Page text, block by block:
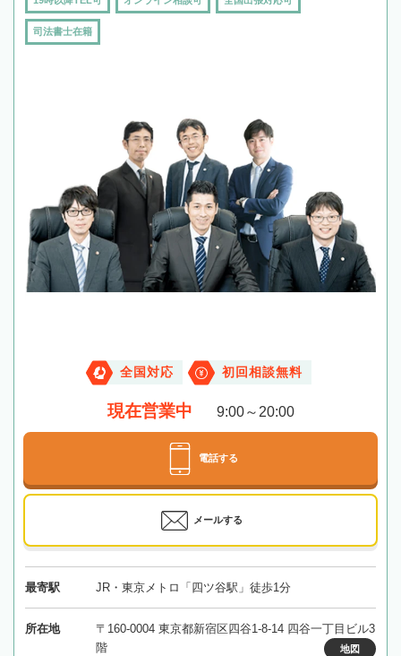
司法書士在籍
全国対応 初回相談無料
現在営業中 9:00～20:00
電話する
メールする
最寄駅 JR・東京メトロ「四ツ谷駅」徒歩1分
所在地
〒160-0004 東京都新宿区四谷1-8-14 四谷一丁目ビル3
階
地図